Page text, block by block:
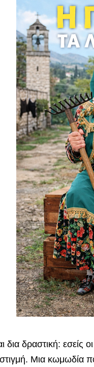
δια δραστική: εσείς
Μια κωμωδία